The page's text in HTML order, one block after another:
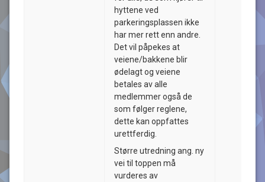
hyttene ved
parkeringsplassen ikke
har mer rett enn andre.
Det vil påpekes at
veiene/bakkene blir
ødelagt og veiene
betales av alle
medlemmer også de
som følger reglene,
dette kan oppfattes
urettferdig.
Større utredning ang. ny
vei til toppen må
vurderes av